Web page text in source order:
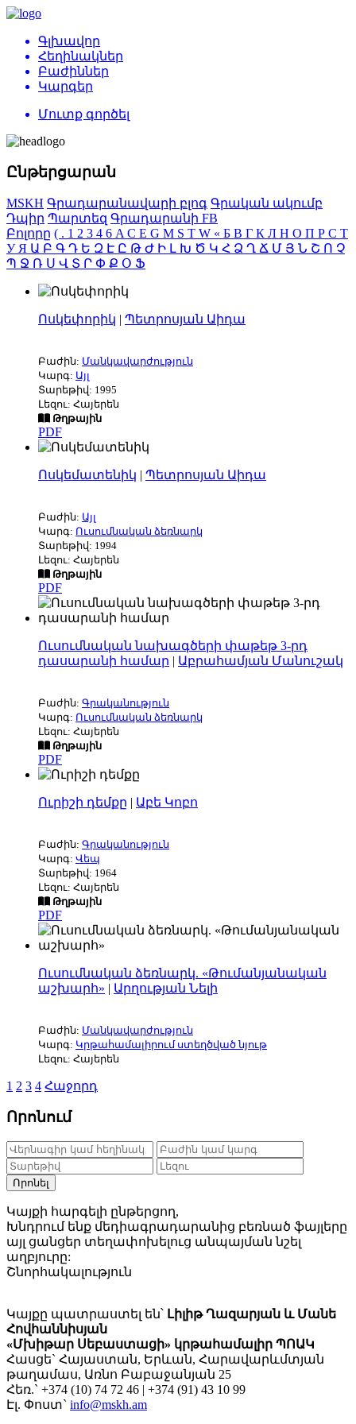
Գլխավոր
Հեղինակներ
Բաժիններ
Կարգեր
Մուտք գործել
Ընթերցարան
MSKH Գրադարանավարի բլոգ Գրական ակումբ
Դպիր Պարտեզ Գրադարանի FB
Բոլորը ( . 1 2 3 4 6 AC E G M S T W « Б В Г К Л Н О П Р С Т
УЯ Ա Բ Գ Դ Ե Զ Է Ը Թ Ժ Ի Լ Խ Ծ Կ Հ Ձ Ղ Ճ Մ Յ Ն Շ Ո Չ
Պ Ջ Ռ Ս Վ Տ Ր Փ Ք Օ Ֆ
Ոսկեփորիկ | Պետրոսյան Աիդա
Բաժին: Մանկավարժություն
Կարգ: Այլ
Տարեթիվ: 1995
Լեզու: Հայերեն
Թղթային
PDF
Ոսկեմատենիկ | Պետրոսյան Աիդա
Բաժին: Այլ
Կարգ: Ուսումնական ձեռնարկ
Տարեթիվ: 1994
Լեզու: Հայերեն
Թղթային
PDF
Ուսումնական նախագծերի փաթեթ 3-րդ
դասարանի համար | Աբրահամյան Մանուշակ
Բաժին: Գրականություն
Կարգ: Ուսումնական ձեռնարկ
Լեզու: Հայերեն
Թղթային
PDF
Ուրիշի դեմքը | Աբե Կոբո
Բաժին: Գրականություն
Կարգ: Վեպ
Տարեթիվ: 1964
Լեզու: Հայերեն
Թղթային
PDF
Ուսումնական ձեռնարկ. «Թումանյանական
աշխարհ» | Արղության Նելի
Բաժին: Մանկավարժություն
Կարգ: Կրթահամալիրում ստեղծված նյութ
Լեզու: Հայերեն
1 2 3 4 Հաջորդ
Որոնում
Որոնել
Կայքի հարգելի ընթերցող,
Խնդրում ենք մեդիագրադարանից բեռնած ֆայլերը
այլ ցանցեր տեղափոխելուց անպայման նշել
աղբյուրը:
Շնորհակալություն
Կայքը պատրաստել են՝ Լիլիթ Ղազարյան և Մանե
Հովհաննիսյան
«Մխիթար Սեբաստացի» կրթահամալիր ՊՈԱԿ
Հասցե` Հայաստան, Երևան, Հարավարևմտյան
թաղամաս, Առնո Բաբաջանյան 25
Հեռ.` +374 (10) 74 72 46 | +374 (91) 43 10 99
Էլ. Փոստ` info@mskh.am